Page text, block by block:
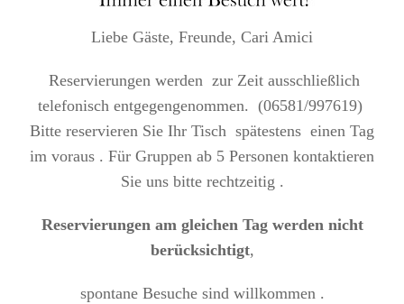
Liebe Gäste, Freunde, Cari Amici
Reservierungen werden zur Zeit ausschließlich
telefonisch entgegengenommen. (06581/997619)
Bitte reservieren Sie Ihr Tisch spätestens einen Tag
im voraus . Für Gruppen ab 5 Personen kontaktieren
Sie uns bitte rechtzeitig .
Reservierungen am gleichen Tag werden nicht
berücksichtigt,
spontane Besuche sind willkommen .